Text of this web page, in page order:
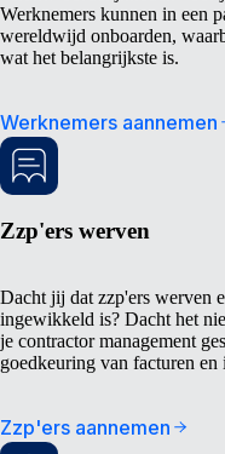
Werknemers kunnen in een
wereldwijd onboarden,
wat het belangrijkste is.
Werknemers aannemen
Zzp'ers werven
Dacht jij dat zzp'ers werven
ingewikkeld is? Dacht het
je contractor management
goedkeuring van facturen
Zzp'ers aannemen